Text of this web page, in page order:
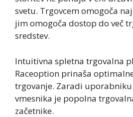
svetu. Trgovcem omogoča
jim omogoča dostop do več
sredstev.
Intuitivna spletna trgovalna
Raceoption prinaša
trgovanje. Zaradi
vmesnika je popolna
začetnike.